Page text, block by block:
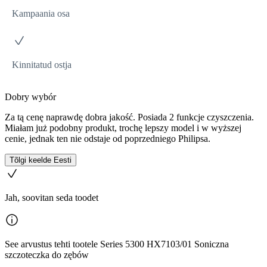
Kampaania osa
Kinnitatud ostja
Dobry wybór
Za tą cenę naprawdę dobra jakość. Posiada 2 funkcje czyszczenia.
Miałam już podobny produkt, trochę lepszy model i w wyższej
cenie, jednak ten nie odstaje od poprzedniego Philipsa.
Tõlgi keelde Eesti
Jah, soovitan seda toodet
See arvustus tehti tootele Series 5300 HX7103/01 Soniczna
szczoteczka do zębów